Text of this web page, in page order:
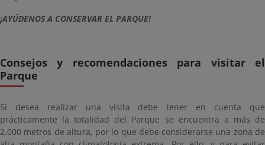
¡AYÚDENOS A CONSERVAR EL PARQUE!
Consejos y recomendaciones para visitar el
Parque
Si desea realizar una visita debe tener en cuenta que
prácticamente la totalidad del Parque se encuentra a más de
2.000 metros de altura, por lo que debe considerarse una zona de